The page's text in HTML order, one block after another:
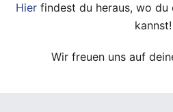
Hierfindest du heraus, wo du
kannst!
Wir freuen uns auf